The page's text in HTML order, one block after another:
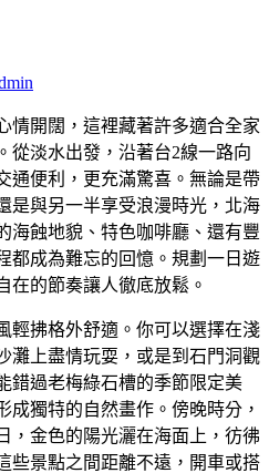
情開闊，這裡藏著許多適合全家
從淡水出發，沿著台2線一路向
通便利，更充滿驚喜。無論是帶
是與另一半享受浪漫時光，北海
海蝕地貌、特色咖啡廳、還有豐
都成為難忘的回憶。規劃一日遊
在的節奏讓人徹底放鬆。
輕拂格外舒適。你可以選擇在淺
灘上盡情玩耍，或是到石門洞觀
錯過老梅綠石槽的季節限定美
成獨特的自然畫作。傍晚時分，
，金色的陽光灑在海面上，彷彿
些景點之間距離不遠，開車或搭